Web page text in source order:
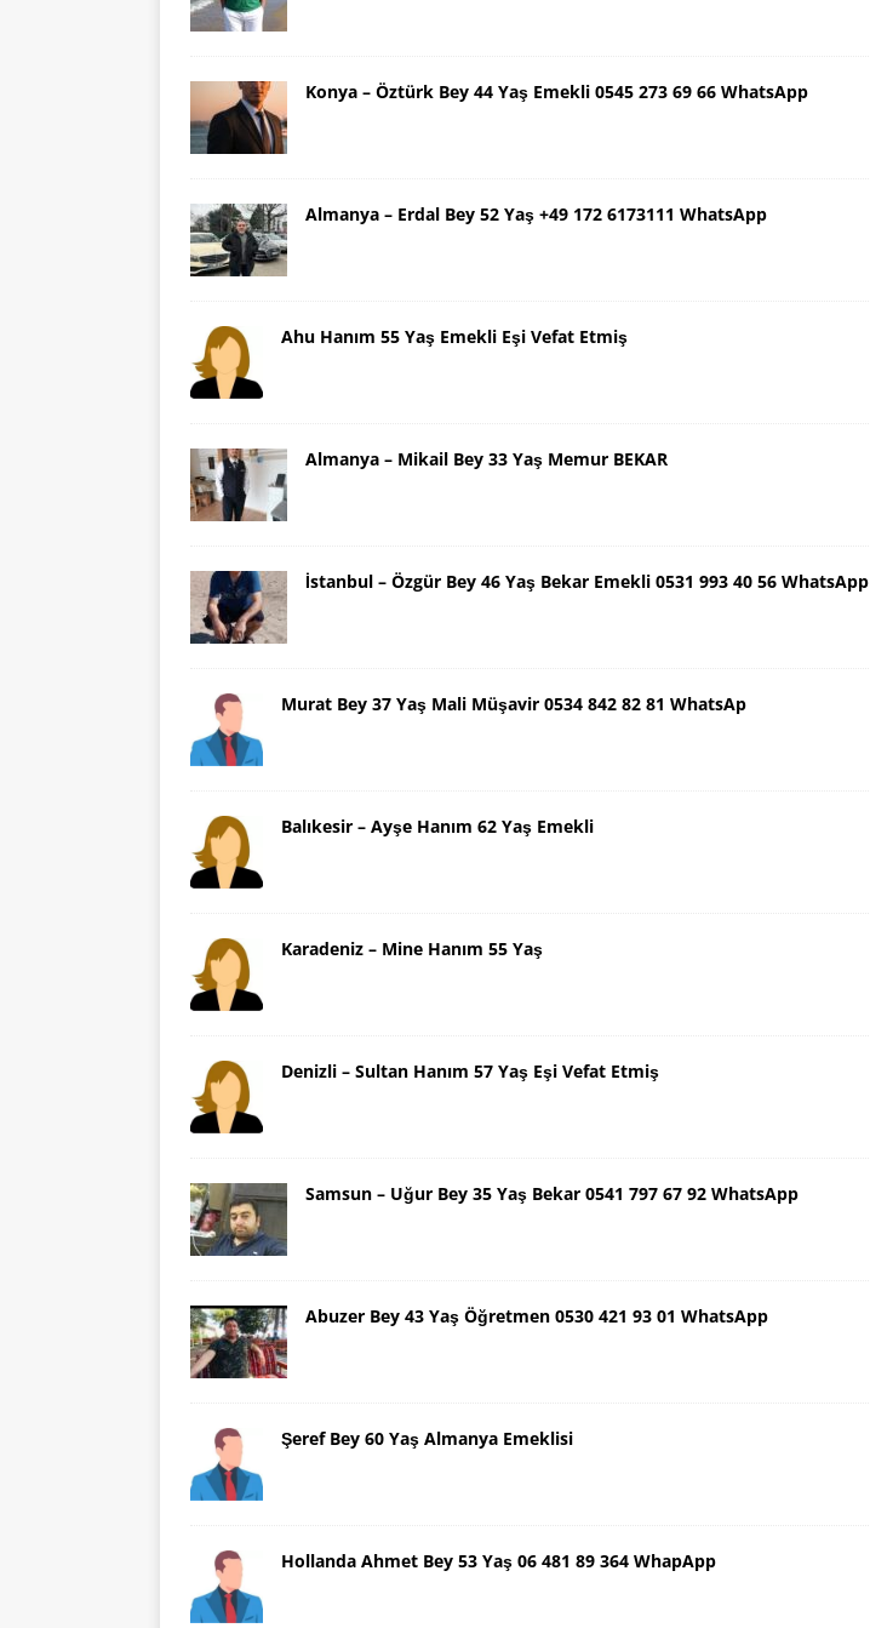
Konya – Öztürk Bey 44 Yaş Emekli 0545 273 69 66 WhatsApp
Almanya – Erdal Bey 52 Yaş +49 172 6173111 WhatsApp
Ahu Hanım 55 Yaş Emekli Eşi Vefat Etmiş
Almanya – Mikail Bey 33 Yaş Memur BEKAR
İstanbul – Özgür Bey 46 Yaş Bekar Emekli 0531 993 40 56 WhatsApp
Murat Bey 37 Yaş Mali Müşavir 0534 842 82 81 WhatsAp
Balıkesir – Ayşe Hanım 62 Yaş Emekli
Karadeniz – Mine Hanım 55 Yaş
Denizli – Sultan Hanım 57 Yaş Eşi Vefat Etmiş
Samsun – Uğur Bey 35 Yaş Bekar 0541 797 67 92 WhatsApp
Abuzer Bey 43 Yaş Öğretmen 0530 421 93 01 WhatsApp
Şeref Bey 60 Yaş Almanya Emeklisi
Hollanda Ahmet Bey 53 Yaş 06 481 89 364 WhapApp